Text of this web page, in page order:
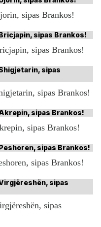
sipas Brankos!
sipas Brankos!
sipas Brankos!
sipas Brankos!
sipas Brankos!
sipas